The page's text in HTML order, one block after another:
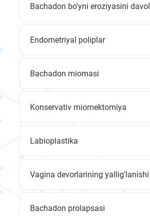
Bachadon bo'yni eroziyasini
Endometriyal poliplar
Bachadon miomasi
Konservativ miomektomiya
Labioplastika
Vagina devorlarining yallig'lanishi
Bachadon prolapsasi